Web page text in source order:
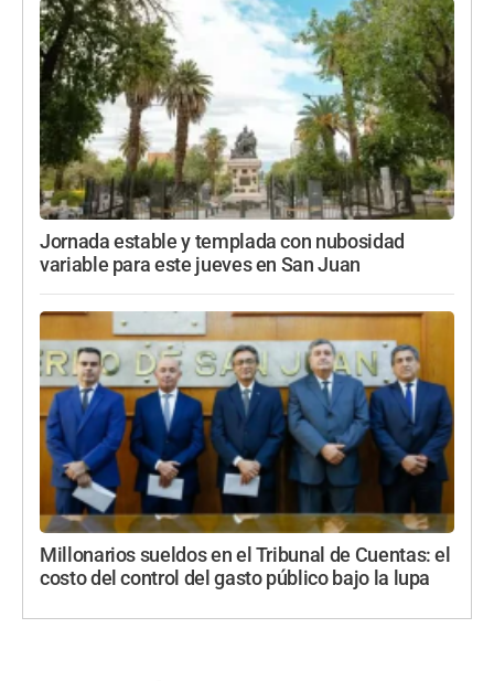
Jornada estable y templada con nubosidad
variable para este jueves en San Juan
Millonarios sueldos en el Tribunal de Cuentas: el
costo del control del gasto público bajo la lupa